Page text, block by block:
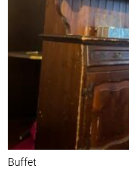
Buffet